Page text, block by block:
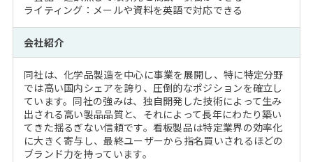
ライティング：メールや資料を英語で対応できる
会社紹介
同社は、化学品製造を中心に事業を展開し、特に特定分野
では高い国内シェアを誇り、圧倒的なポジションを確立し
ています。同社の強みは、独自開発した技術によって生み
出される高い製品品質と、それによって長年にわたり築い
てきた揺るぎない信頼です。看板製品は特定業界の効率化
に大きく寄与し、最終ユーザーから指名買いされるほどの
ブランド力を持っています。